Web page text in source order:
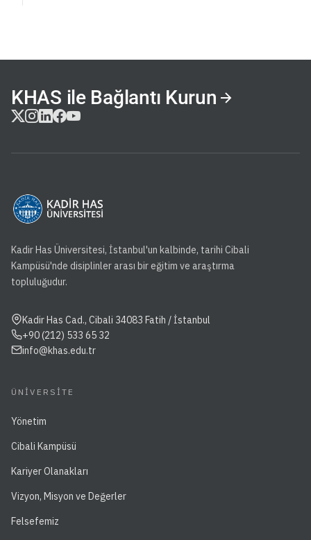
KHAS ile Bağlantı Kurun
Kadir Has Üniversitesi, İstanbul'un kalbinde, tarihi Cibali
Kampüsü'nde disiplinler arası bir eğitim ve araştırma
topluluğudur.
Kadir Has Cad., Cibali 34083 Fatih / İstanbul
+90 (212) 533 65 32
info@khas.edu.tr
ÜNIVERSITE
Yönetim
Cibali Kampüsü
Kariyer Olanakları
Vizyon, Misyon ve Değerler
Felsefemiz